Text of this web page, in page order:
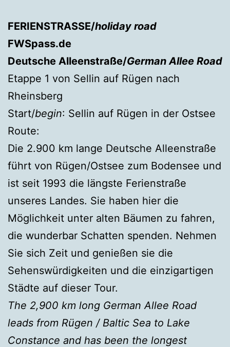
FERIENSTRASSE/holiday road
FWSpass.de
Deutsche Alleenstraße/German Allee Road
Etappe 1 von Sellin auf Rügen nach
Rheinsberg
Start/begin: Sellin auf Rügen in der Ostsee
Route:
Die 2.900 km lange Deutsche Alleenstraße
führt von Rügen/Ostsee zum Bodensee und
ist seit 1993 die längste Ferienstraße
unseres Landes. Sie haben hier die
Möglichkeit unter alten Bäumen zu fahren,
die wunderbar Schatten spenden. Nehmen
Sie sich Zeit und genießen sie die
Sehenswürdigkeiten und die einzigartigen
Städte auf dieser Tour.
The 2,900 km long German Allee Road
leads from Rügen / Baltic Sea to Lake
Constance and has been the longest